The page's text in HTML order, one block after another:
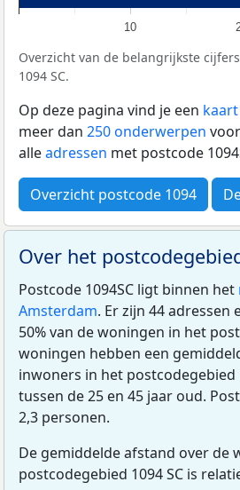
10
Overzicht van de belangrijkste
1094 SC.
Op deze pagina vind je een kaart
meer dan 250 onderwerpen
alleadressen met postcode
Overzicht postcode 1094
Over het
Postcode 1094SC ligt binnen het
Amsterdam. Er zijn 44 adressen
50% van de woningen in het
woningen hebben een
inwoners in het postcodegebied
tussen de 25 en 45 jaar oud.
2,3 personen.
De gemiddelde afstand over
postcodegebied 1094 SC is